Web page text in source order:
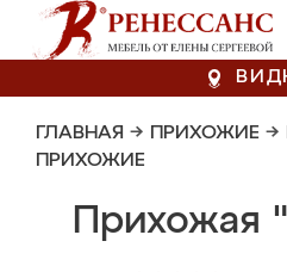
ГЛАВНАЯ → ПРИХОЖИЕ →
ПРИХОЖИЕ
Прихожая